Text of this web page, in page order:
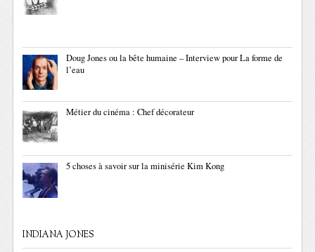
Doug Jones ou la bête humaine – Interview pour La forme de
l’eau
Métier du cinéma : Chef décorateur
5 choses à savoir sur la minisérie Kim Kong
INDIANA JONES